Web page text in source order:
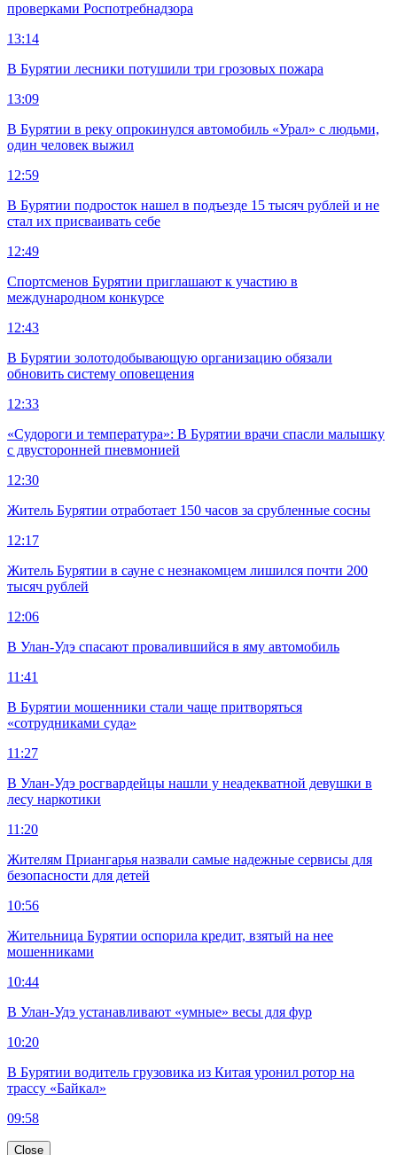
проверками Роспотребнадзора
13:14
В Бурятии лесники потушили три грозовых пожара
13:09
В Бурятии в реку опрокинулся автомобиль «Урал» с людьми,
один человек выжил
12:59
В Бурятии подросток нашел в подъезде 15 тысяч рублей и не
стал их присваивать себе
12:49
Спортсменов Бурятии приглашают к участию в
международном конкурсе
12:43
В Бурятии золотодобывающую организацию обязали
обновить систему оповещения
12:33
«Судороги и температура»: В Бурятии врачи спасли малышку
с двусторонней пневмонией
12:30
Житель Бурятии отработает 150 часов за срубленные сосны
12:17
Житель Бурятии в сауне с незнакомцем лишился почти 200
тысяч рублей
12:06
В Улан-Удэ спасают провалившийся в яму автомобиль
11:41
В Бурятии мошенники стали чаще притворяться
«сотрудниками суда»
11:27
В Улан-Удэ росгвардейцы нашли у неадекватной девушки в
лесу наркотики
11:20
Жителям Приангарья назвали самые надежные сервисы для
безопасности для детей
10:56
Жительница Бурятии оспорила кредит, взятый на нее
мошенниками
10:44
В Улан-Удэ устанавливают «умные» весы для фур
10:20
В Бурятии водитель грузовика из Китая уронил ротор на
трассу «Байкал»
09:58
Close